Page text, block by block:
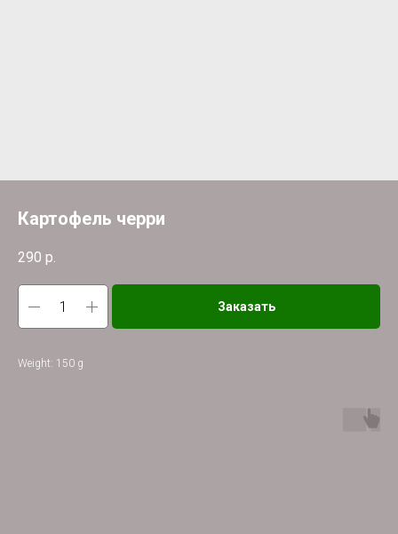
Картофель черри
290 р.
Заказать
Weight: 150 g